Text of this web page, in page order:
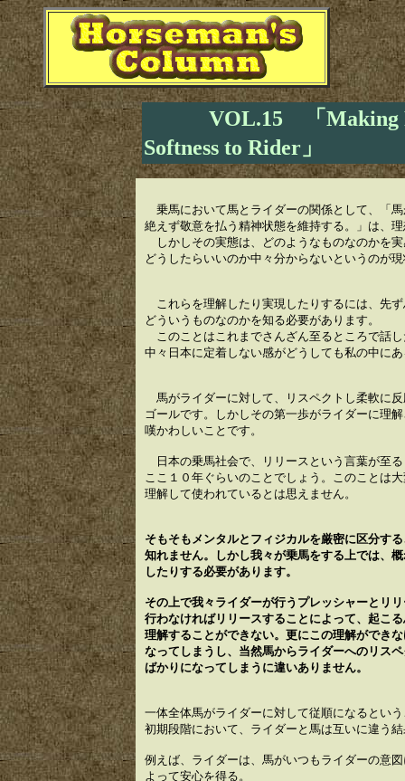
VOL.15 「Making
Softness to Rider」
乗馬において馬とライダーの関係として、「
絶えず敬意を払う精神状態を維持する。」は、
しかしその実態は、どのようなものなのかを
どうしたらいいのか中々分からないというのが
これらを理解したり実現したりするには、先
どういうものなのかを知る必要があります。
このことはこれまでさんざん至るところで話
中々日本に定着しない感がどうしても私の中に
馬がライダーに対して、リスペクトし柔軟に
ゴールです。しかしその第一歩がライダーに理
嘆かわしいことです。
日本の乗馬社会で、リリースという言葉が至
ここ１０年ぐらいのことでしょう。このことは
理解して使われているとは思えません。
そもそもメンタルとフィジカルを厳密に区分す
知れません。しかし我々が乗馬をする上では、
したりする必要があります。
その上で我々ライダーが行うプレッシャーとリ
行わなければリリースすることによって、起こ
理解することができない。更にこの理解ができ
なってしまうし、当然馬からライダーへのリス
ばかりになってしまうに違いありません。
一体全体馬がライダーに対して従順になるとい
初期段階において、ライダーと馬は互いに違う
例えば、ライダーは、馬がいつもライダーの意
よって安心を得る。